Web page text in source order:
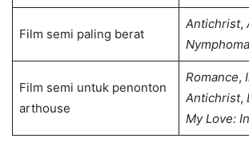
Film semi paling berat
Antichrist,
Film semi untuk penonton
arthouse
Romance,
Antichrist,
My Love: